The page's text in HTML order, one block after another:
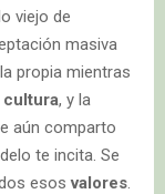
viejo de
masiva
propia mientras
cultura, y la
aún comparto
te incita. Se
esosvalores.